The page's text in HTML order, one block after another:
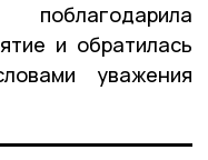
и обратилась
уважения